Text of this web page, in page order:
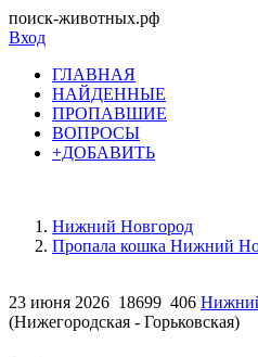
поиск-животных.рф
Вход
ГЛАВНАЯ
НАЙДЕННЫЕ
ПРОПАВШИЕ
ВОПРОСЫ
+ДОБАВИТЬ
Нижний Новгород
Пропала кошка Нижний
23 июня 2026 18699 406
(Нижегородская - Горьковская)